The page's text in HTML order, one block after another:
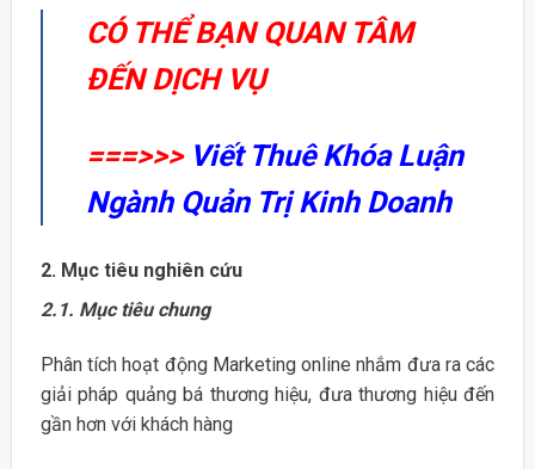
CÓ THỂ BẠN QUAN TÂM
ĐẾN DỊCH VỤ
===>>> Viết Thuê Khóa Luận
Ngành Quản Trị Kinh Doanh
2. Mục tiêu nghiên cứu
2.1. Mục tiêu chung
Phân tích hoạt động Marketing online nhắm đưa ra các
giải pháp quảng bá thương hiệu, đưa thương hiệu đến
gần hơn với khách hàng